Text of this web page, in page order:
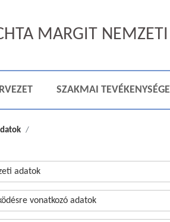
MARGIT
SZAKMAI
adatok
vonatkozó adatok